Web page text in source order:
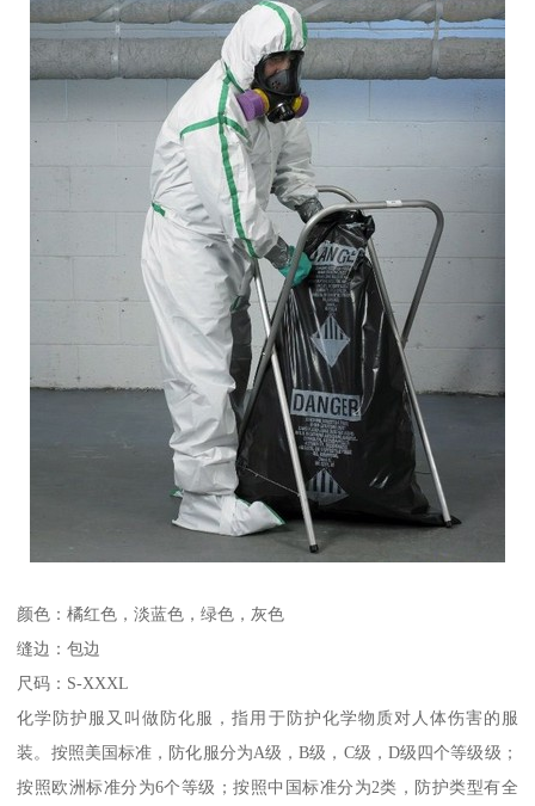
颜色：橘红色，淡蓝色，绿色，灰色
缝边：包边
尺码：S-XXXL
化学防护服又叫做防化服，指用于防护化学物质对人体伤害的服
装。按照美国标准，防化服分为A级，B级，C级，D级四个等级级；
按照欧洲标准分为6个等级；按照中国标准分为2类，防护类型有全